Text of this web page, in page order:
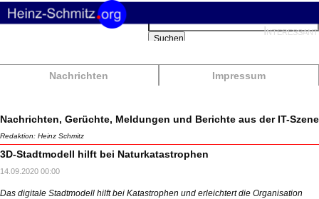
Nachrichten Impressum
Suchbegriffe
Suchen
Nachrichten, Gerüchte, Meldungen und Berichte aus der IT-Szene
Redaktion: Heinz Schmitz
3D-Stadtmodell hilft bei Naturkatastrophen
14.09.2020 00:00
Das digitale Stadtmodell hilft bei Katastrophen und erleichtert die Organisation